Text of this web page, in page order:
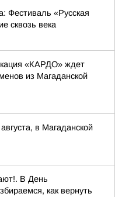
Фестиваль «Русская
сквозь века
«КАРДО» ждет
из Магаданской
в Магаданской
В День
как вернуть